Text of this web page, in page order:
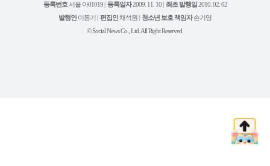
램
유
튜
등록번호 서울 아01019 | 등록일자2009. 11. 10 | 최초 발행일2010. 02. 02
발행인 이동기 | 편집인채석원 | 청소년 보호 책임자손기영
© Social News Co., Ltd. All Right Reserved.